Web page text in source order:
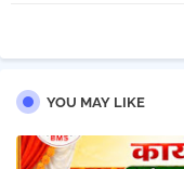
YOU MAY LIKE